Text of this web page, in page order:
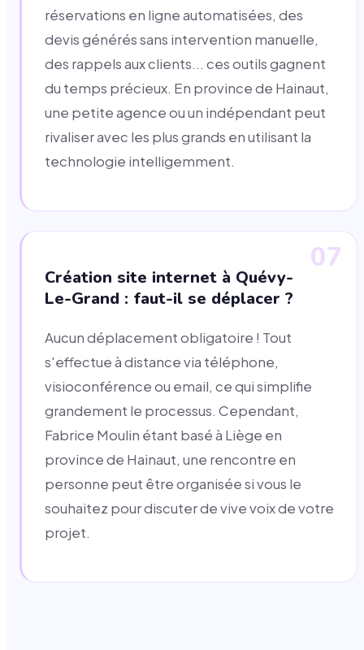
réservations en ligne automatisées, des
devis générés sans intervention manuelle,
des rappels aux clients... ces outils gagnent
du temps précieux. En province de Hainaut,
une petite agence ou un indépendant peut
rivaliser avec les plus grands en utilisant la
technologie intelligemment.
07
Création site internet à Quévy-
Le-Grand : faut-il se déplacer ?
Aucun déplacement obligatoire ! Tout
s'effectue à distance via téléphone,
visioconférence ou email, ce qui simplifie
grandement le processus. Cependant,
Fabrice Moulin étant basé à Liège en
province de Hainaut, une rencontre en
personne peut être organisée si vous le
souhaitez pour discuter de vive voix de votre
projet.